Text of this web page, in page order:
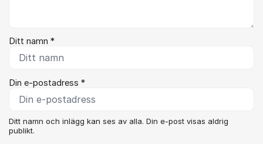
Ditt namn *
Din e-postadress *
Ditt namn och inlägg kan ses av alla. Din e-post visas aldrig
publikt.